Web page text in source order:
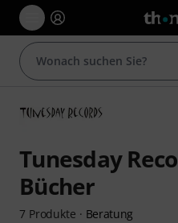
Tunesday
Bücher
7 Produkte · Beratung